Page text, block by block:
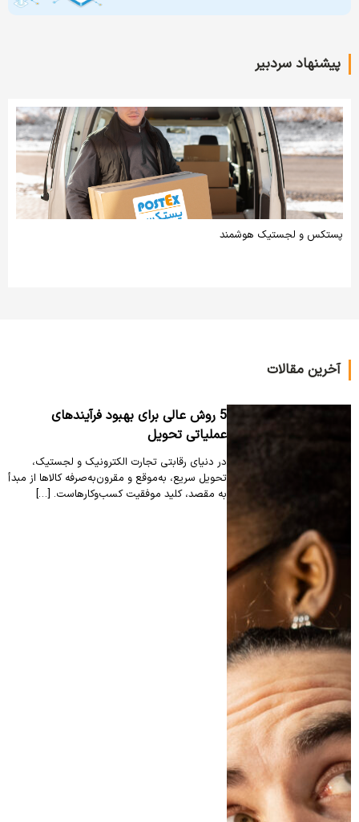
پیشنهاد سردبیر
پستکس و لجستیک هوشمند
آخرین مقالات
5 روش عالی برای بهبود فرآیندهای
عملیاتی تحویل
در دنیای رقابتی تجارت الکترونیک و لجستیک،
تحویل سریع، به‌موقع و مقرون‌به‌صرفه کالاها از مبدأ
به مقصد، کلید موفقیت کسب‌وکارهاست. […]